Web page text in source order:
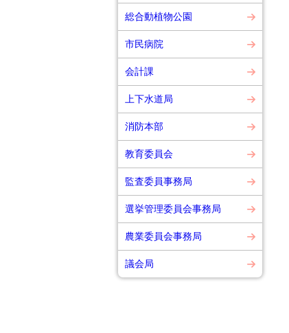
総合動植物公園
市民病院
会計課
上下水道局
消防本部
教育委員会
監査委員事務局
選挙管理委員会事務局
農業委員会事務局
議会局